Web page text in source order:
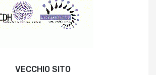
VECCHIO SITO